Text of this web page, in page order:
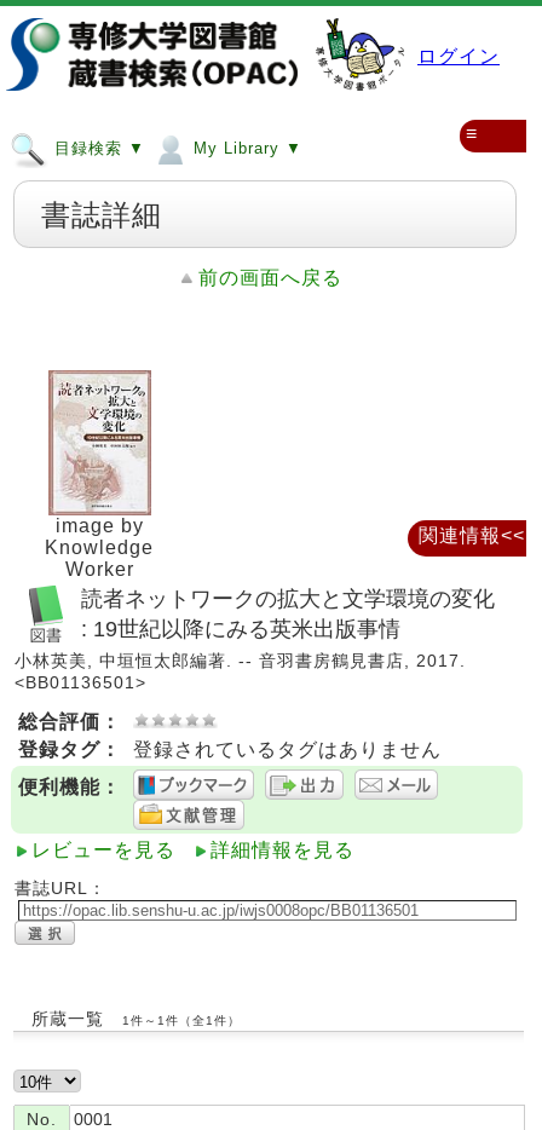
ログイン
目録検索 ▼ My Library ▼
≡
書誌詳細
前の画面へ戻る
image by
Knowledge
Worker
読者ネットワークの拡大と文学環境の変化
: 19世紀以降にみる英米出版事情
小林英美, 中垣恒太郎編著. -- 音羽書房鶴見書店, 2017.
<BB01136501>
総合評価：
登録タグ：
登録されているタグはありません
便利機能：
レビューを見る 詳細情報を見る
書誌URL：
所蔵一覧 1件～1件（全1件）
No.
0001
関連情報<<